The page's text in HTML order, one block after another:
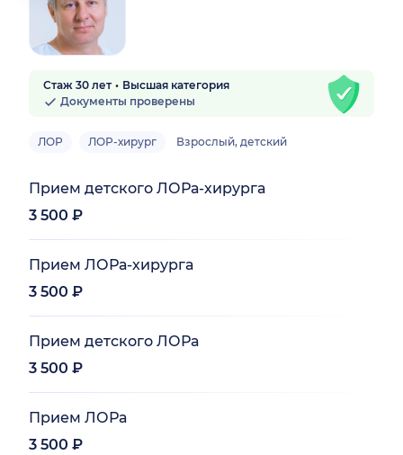
Стаж 30 лет
Высшая категория
Документы проверены
ЛОР ЛОР-хирург Взрослый, детский
Прием детского ЛОРа-хирурга
3 500 ₽
Прием ЛОРа-хирурга
3 500 ₽
Прием детского ЛОРа
3 500 ₽
Прием ЛОРа
3 500 ₽